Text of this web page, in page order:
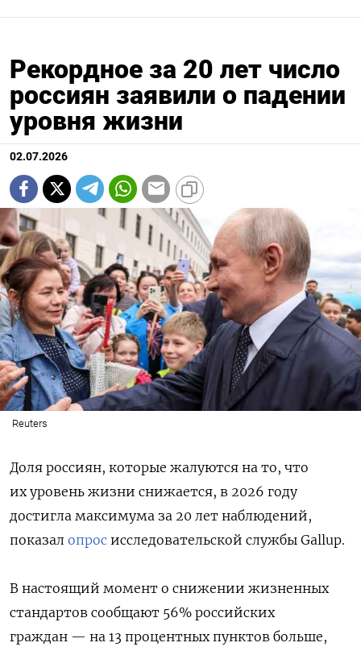
Рекордное за 20 лет число
россиян заявили о падении
уровня жизни
02.07.2026
Reuters
Доля россиян, которые жалуются на то, что
их уровень жизни снижается, в 2026 году
достигла максимума за 20 лет наблюдений,
показал опрос исследовательской службы Gallup.
В настоящий момент о снижении жизненных
стандартов сообщают 56% российских
граждан — на 13 процентных пунктов больше,